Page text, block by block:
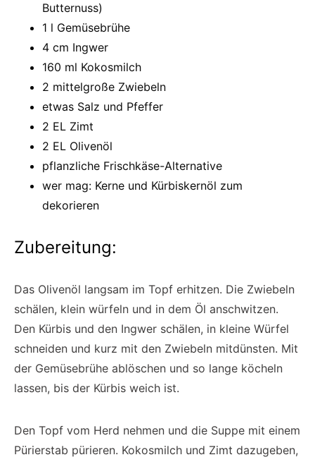
Butternuss)
1 l Gemüsebrühe
4 cm Ingwer
160 ml Kokosmilch
2 mittelgroße Zwiebeln
etwas Salz und Pfeffer
2 EL Zimt
2 EL Olivenöl
pflanzliche Frischkäse-Alternative
wer mag: Kerne und Kürbiskernöl zum
dekorieren
Zubereitung:
Das Olivenöl langsam im Topf erhitzen. Die Zwiebeln
schälen, klein würfeln und in dem Öl anschwitzen.
Den Kürbis und den Ingwer schälen, in kleine Würfel
schneiden und kurz mit den Zwiebeln mitdünsten. Mit
der Gemüsebrühe ablöschen und so lange köcheln
lassen, bis der Kürbis weich ist.
Den Topf vom Herd nehmen und die Suppe mit einem
Pürierstab pürieren. Kokosmilch und Zimt dazugeben,